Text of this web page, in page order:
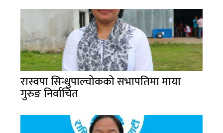
रास्वपा सिन्धुपाल्चोकको सभापतिमा माया
गुरुङ निर्वाचित